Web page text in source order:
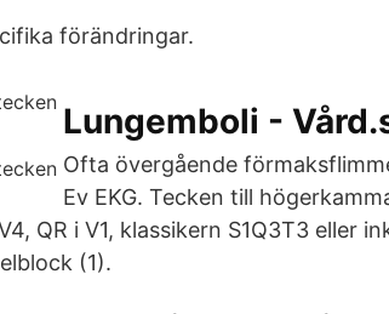
förändringar.
Lungemboli -
Ofta övergående
Ev EKG. Tecken till
QR i V1, klassikern S1Q3T3 eller
(1).